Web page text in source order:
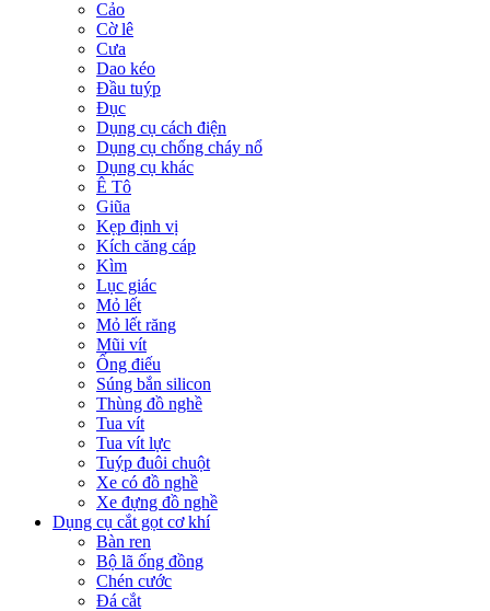
Cảo
Cờ lê
Cưa
Dao kéo
Đầu tuýp
Đục
Dụng cụ cách điện
Dụng cụ chống cháy nổ
Dụng cụ khác
Ê Tô
Giũa
Kẹp định vị
Kích căng cáp
Kìm
Lục giác
Mỏ lết
Mỏ lết răng
Mũi vít
Ống điếu
Súng bắn silicon
Thùng đồ nghề
Tua vít
Tua vít lực
Tuýp đuôi chuột
Xe có đồ nghề
Xe đựng đồ nghề
Dụng cụ cắt gọt cơ khí
Bàn ren
Bộ lã ống đồng
Chén cước
Đá cắt